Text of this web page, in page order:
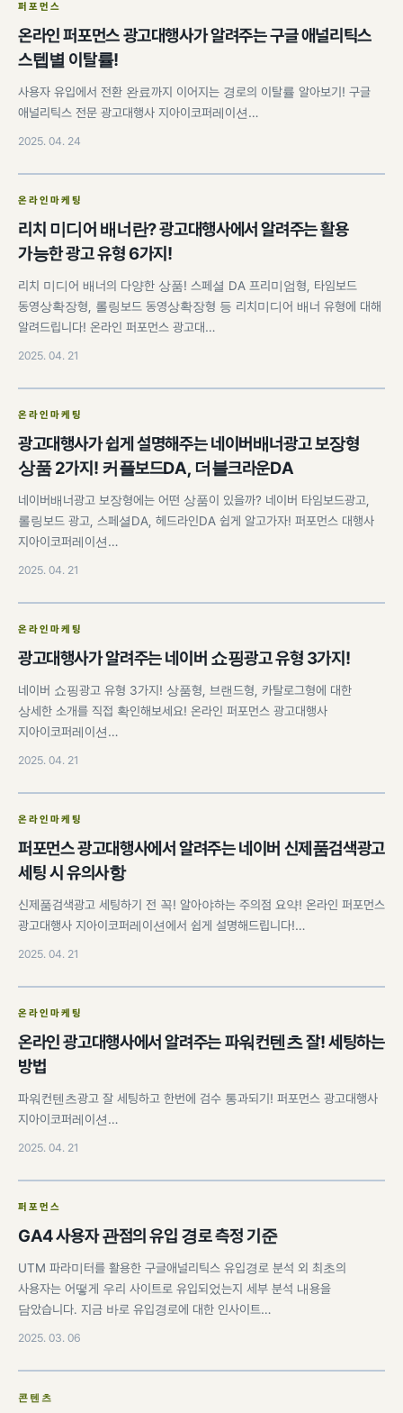
퍼포먼스
온라인 퍼포먼스 광고대행사가 알려주는 구글 애널리틱스
스텝별 이탈률!
사용자 유입에서 전환 완료까지 이어지는 경로의 이탈률 알아보기! 구글
애널리틱스 전문 광고대행사 지아이코퍼레이션…
2025. 04. 24
온라인마케팅
리치 미디어 배너란? 광고대행사에서 알려주는 활용
가능한 광고 유형 6가지!
리치 미디어 배너의 다양한 상품! 스페셜 DA 프리미엄형, 타임보드
동영상확장형, 롤링보드 동영상확장형 등 리치미디어 배너 유형에 대해
알려드립니다! 온라인 퍼포먼스 광고대…
2025. 04. 21
온라인마케팅
광고대행사가 쉽게 설명해주는 네이버배너광고 보장형
상품 2가지! 커플보드DA, 더블크라운DA
네이버배너광고 보장형에는 어떤 상품이 있을까? 네이버 타임보드광고,
롤링보드 광고, 스페셜DA, 헤드라인DA 쉽게 알고가자! 퍼포먼스 대행사
지아이코퍼레이션…
2025. 04. 21
온라인마케팅
광고대행사가 알려주는 네이버 쇼핑광고 유형 3가지!
네이버 쇼핑광고 유형 3가지! 상품형, 브랜드형, 카탈로그형에 대한
상세한 소개를 직접 확인해보세요! 온라인 퍼포먼스 광고대행사
지아이코퍼레이션…
2025. 04. 21
온라인마케팅
퍼포먼스 광고대행사에서 알려주는 네이버 신제품검색광고
세팅 시 유의사항
신제품검색광고 세팅하기 전 꼭! 알아야하는 주의점 요약! 온라인 퍼포먼스
광고대행사 지아이코퍼레이션에서 쉽게 설명해드립니다!…
2025. 04. 21
온라인마케팅
온라인 광고대행사에서 알려주는 파워컨텐츠 잘! 세팅하는
방법
파워컨텐츠광고 잘 세팅하고 한번에 검수 통과되기! 퍼포먼스 광고대행사
지아이코퍼레이션…
2025. 04. 21
퍼포먼스
GA4 사용자 관점의 유입 경로 측정 기준
UTM 파라미터를 활용한 구글애널리틱스 유입경로 분석 외 최초의
사용자는 어떻게 우리 사이트로 유입되었는지 세부 분석 내용을
담았습니다. 지금 바로 유입경로에 대한 인사이트…
2025. 03. 06
콘텐츠